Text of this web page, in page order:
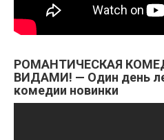
РОМАНТИЧЕСКАЯ
ВИДАМИ! — Один день
комедии новинки